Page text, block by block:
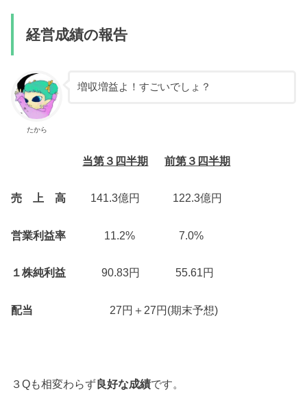
経営成績の報告
たから
増収増益よ！すごいでしょ？
当第３四半期 前第３四半期
売 上 高 141.3億円 122.3億円
営業利益率 11.2% 7.0%
１株純利益 90.83円 55.61円
配当 27円＋27円(期末予想)
３Qも相変わらず良好な成績です。